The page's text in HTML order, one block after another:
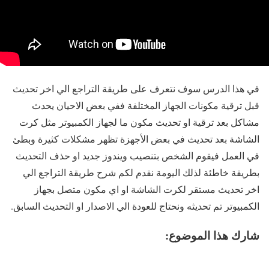
في هذا الدرس سوف نتعرف على طريقة التراجع الي اخر تحديث
قبل ترقية مكونات الجهاز المختلفة ففي بعض الاحيان يحدث
مشاكل بعد ترقية او تحديث مكون ما لجهاز الكمبيوتر مثل كرت
الشاشة بعد تحديث في بعض الأجهزة تظهر مشكلات كثيرة وبطئ
في العمل فيقوم الشخص بتنصيب ويندوز جديد او حذف التحديث
بطريقة خاطئة لذلك اليومة نقدم لكم شرح طريقة التراجع الي
اخر تحديث مستقر لكرت الشاشة او اي مكون متصل بجهاز
الكمبيوتر تم تحديثه ونحتاج للعودة الي الاصدار او التحديث السابق.
شارك هذا الموضوع: